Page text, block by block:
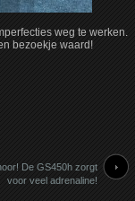
weg te werken.
bezoekje waard!
De GS450h zorgt
voor veel adrenaline!